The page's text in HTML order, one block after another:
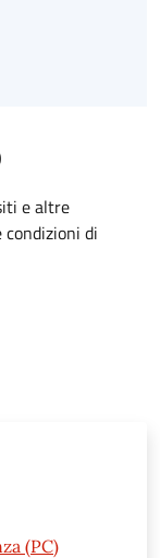
e altre
di
(PC)